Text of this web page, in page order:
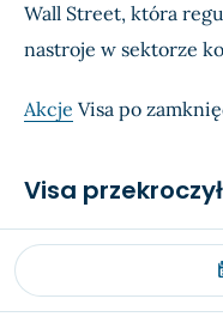
Wall Street, która
nastroje w sektorze
Akcje Visa po
Visa